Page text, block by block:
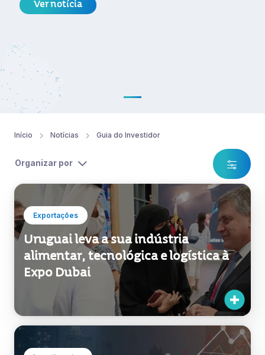
Ver notícia
Início Notícias Guia do Investidor
Organizar por
Exportações
Uruguai leva a sua indústria
alimentar, tecnológica e logística à
Expo Dubai